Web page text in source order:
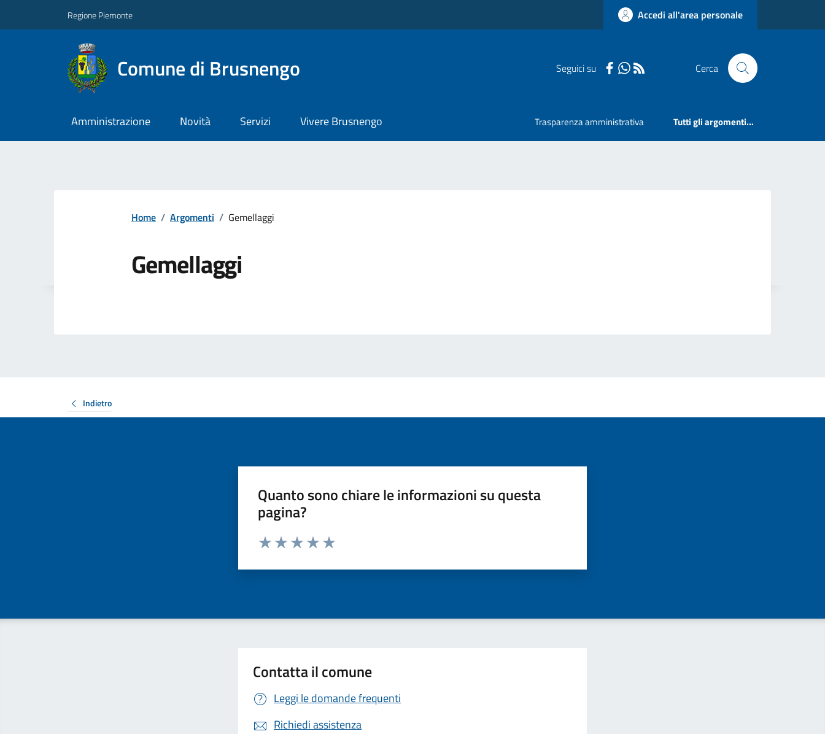
Regione Piemonte Accedi all'area personale
Comune di Brusnengo Seguici su Cerca
Amministrazione Novità Servizi Vivere Brusnengo Trasparenza amministrativa Tutti gli argomenti...
Home / Argomenti / Gemellaggi
Gemellaggi
Indietro
Quanto sono chiare le informazioni su questa
pagina?
Valuta da 1 a 5 stelle la pagina
Contatta il comune
Leggi le domande frequenti
Richiedi assistenza